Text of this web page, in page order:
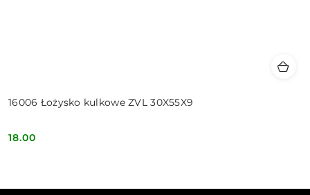
16006 Łożysko kulkowe ZVL 30X55X9
Cena:
18.00